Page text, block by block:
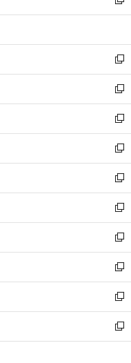
開
ウ
開
く
ン
ウ
で
開
く
ウ
ン
ド
ウ
で
開
く
新
し
ウ
ィ
ン
ド
ウ
で
開
く
新
し
い
ウ
ィ
ン
ド
ウ
で
開
く
新
し
い
ウ
ィ
ン
ド
ウ
で
開
く
新
し
い
ウ
ィ
ン
ド
ウ
で
開
く
新
し
い
ウ
ィ
ン
ド
ウ
で
開
く
新
し
い
ウ
ィ
ン
ド
ウ
で
開
く
新
し
い
ウ
ィ
ン
ド
ウ
で
開
新
し
い
ウ
ィ
ン
ド
ウ
新
し
い
ウ
ィ
ン
新
し
い
ウ
新
し